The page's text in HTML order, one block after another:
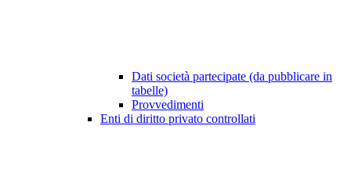
Dati società partecipate (da pubblicare in
tabelle)
Provvedimenti
Enti di diritto privato controllati